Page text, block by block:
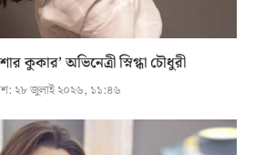
কুকার’ অভিনেত্রী স্নিগ্ধা চৌধুরী
২৮ জুলাই ২০২৬, ১১:৪৬